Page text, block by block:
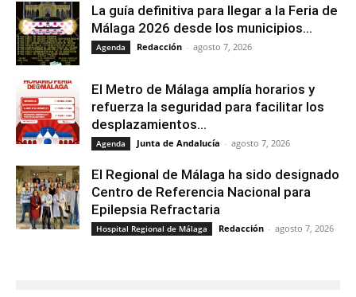
La guía definitiva para llegar a la Feria de
Málaga 2026 desde los municipios...
Agenda Redacción - agosto 7, 2026
El Metro de Málaga amplía horarios y
refuerza la seguridad para facilitar los
desplazamientos...
Agenda Junta de Andalucía - agosto 7, 2026
El Regional de Málaga ha sido designado
Centro de Referencia Nacional para
Epilepsia Refractaria
Hospital Regional de Málaga Redacción - agosto 7, 2026